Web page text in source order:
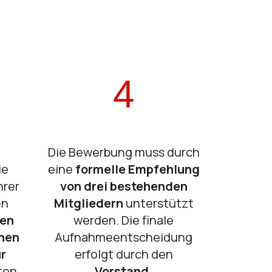
4
Die Bewerbung muss durch
eine formelle Empfehlung
von drei bestehenden
Mitgliedern unterstützt
werden. Die finale
Aufnahmeentscheidung
erfolgt durch den